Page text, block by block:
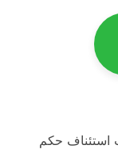
استئناف حكم